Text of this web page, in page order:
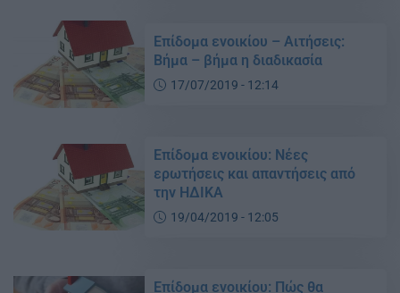
Επίδομα ενοικίου – Αιτήσεις:
Βήμα – βήμα η διαδικασία
17/07/2019 - 12:14
Επίδομα ενοικίου: Νέες
ερωτήσεις και απαντήσεις από
την ΗΔΙΚΑ
19/04/2019 - 12:05
Επίδομα ενοικίου: Πώς θα